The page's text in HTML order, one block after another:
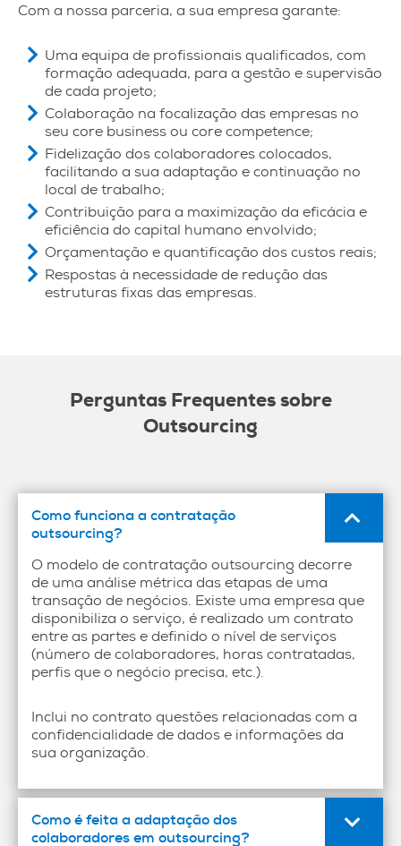
Com a nossa parceria, a sua empresa garante:
Uma equipa de profissionais qualificados, com
formação adequada, para a gestão e supervisão
de cada projeto;
Colaboração na focalização das empresas no
seu core business ou core competence;
Fidelização dos colaboradores colocados,
facilitando a sua adaptação e continuação no
local de trabalho;
Contribuição para a maximização da eficácia e
eficiência do capital humano envolvido;
Orçamentação e quantificação dos custos reais;
Respostas à necessidade de redução das
estruturas fixas das empresas.
Perguntas Frequentes sobre
Outsourcing
Como funciona a contratação
outsourcing?
O modelo de contratação outsourcing decorre
de uma análise métrica das etapas de uma
transação de negócios. Existe uma empresa que
disponibiliza o serviço, é realizado um contrato
entre as partes e definido o nível de serviços
(número de colaboradores, horas contratadas,
perfis que o negócio precisa, etc.).
Inclui no contrato questões relacionadas com a
confidencialidade de dados e informações da
sua organização.
Como é feita a adaptação dos
colaboradores em outsourcing?